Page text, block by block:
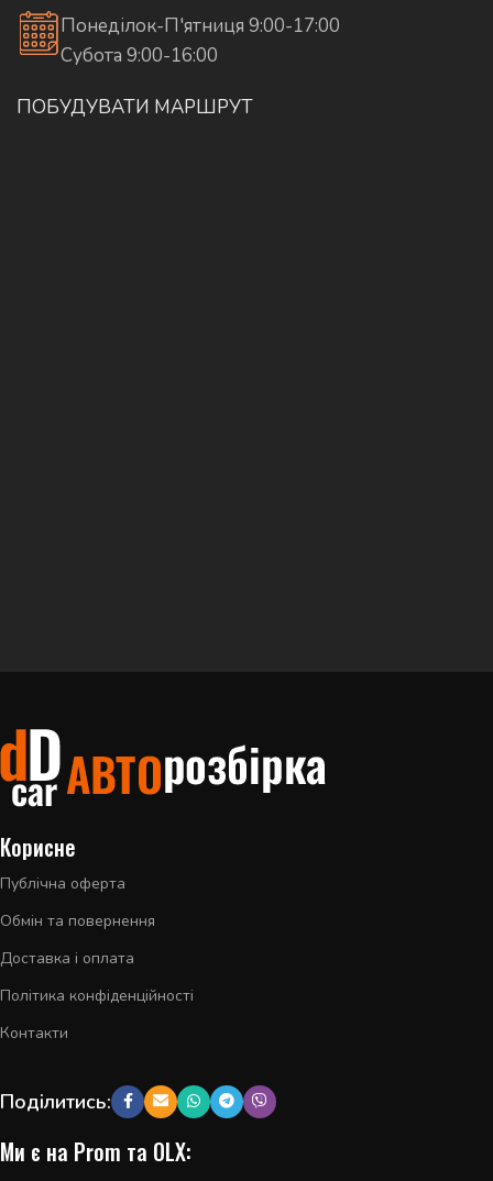
Понеділок-П'ятниця 9:00-17:00
Субота 9:00-16:00
ПОБУДУВАТИ МАРШРУТ
Корисне
Публічна оферта
Обмін та повернення
Доставка і оплата
Політика конфіденційності
Контакти
Поділитись:
Ми є на Prom та OLX: